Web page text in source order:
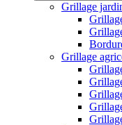
Grillage
Grillage